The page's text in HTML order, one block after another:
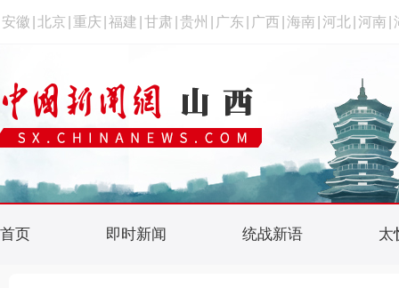
安徽 北京 重庆 福建 甘肃 贵州 广东 广西 海南 河北 河南
首页 即时新闻 统战新语 太